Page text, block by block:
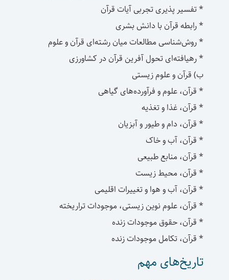
* تفسیر پذیری تجربی آیات قرآن
* رابطه قرآن با دانش بشری
* روش‌شناسی مطالعات میان رشته‌‏ای قرآن و علوم
* رهیافت‎ه‌ای تحول آفرین قرآن در کشاورزی
ب) قرآن و علوم زیستی
* قرآن، علوم و فرآورده‏‌های گیاهی
* قرآن، غذا و تغذیه
* قرآن، دام و طیور و آبزیان
* قرآن، آب و خاک
* قرآن، منابع طبیعی
* قرآن، محیط زیست
* قرآن، آب و هوا و تغییرات اقلیمی
* قرآن، علوم نوین زیستی، موجودات تراریخته
* قرآن، حقوق موجودات زنده
* قرآن، تکامل موجودات زنده
تاریخ‌های مهم